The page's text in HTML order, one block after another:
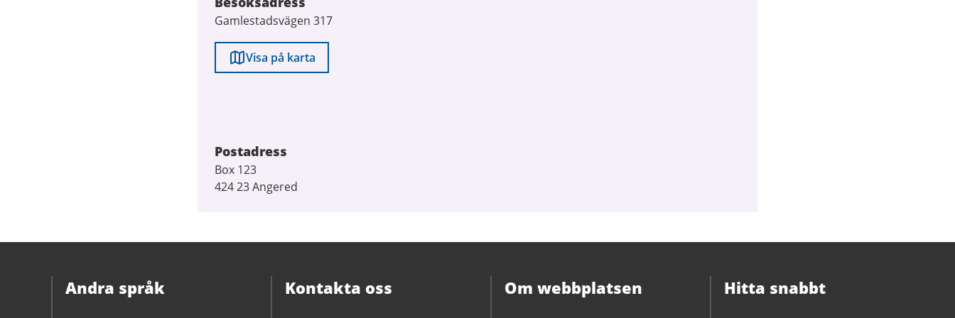
Gamlestadsvägen 317
Visa på karta
Postadress
Box 123
424 23 Angered
Andra språk Kontakta oss Om webbplatsen Hitta snabbt